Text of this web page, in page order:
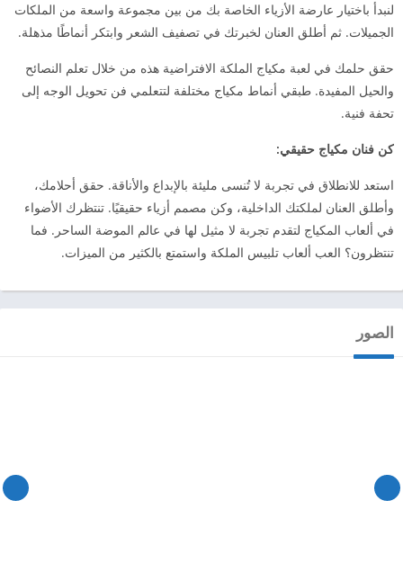
لنبدأ باختيار عارضة الأزياء الخاصة بك من بين مجموعة واسعة من الملكات
الجميلات. ثم أطلق العنان لخبرتك في تصفيف الشعر وابتكر أنماطًا مذهلة.
حقق حلمك في لعبة مكياج الملكة الافتراضية هذه من خلال تعلم النصائح
والحيل المفيدة. طبقي أنماط مكياج مختلفة لتتعلمي فن تحويل الوجه إلى
تحفة فنية.
كن فنان مكياج حقيقي:
استعد للانطلاق في تجربة لا تُنسى مليئة بالإبداع والأناقة. حقق أحلامك،
وأطلق العنان لملكتك الداخلية، وكن مصمم أزياء حقيقيًا. تنتظرك الأضواء
في ألعاب المكياج لتقدم تجربة لا مثيل لها في عالم الموضة الساحر. فما
تنتظرون؟ العب ألعاب تلبيس الملكة واستمتع بالكثير من الميزات.
الصور